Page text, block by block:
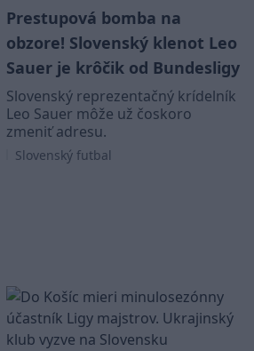
Prestupová bomba na
obzore! Slovenský klenot Leo
Sauer je krôčik od Bundesligy
Slovenský reprezentačný krídelník
Leo Sauer môže už čoskoro
zmeniť adresu.
Slovenský futbal